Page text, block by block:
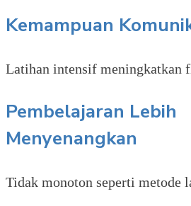
Kemampuan
Latihan intensif meningkatkan
Pembelajaran Lebih
Menyenangkan
Tidak monoton seperti metode